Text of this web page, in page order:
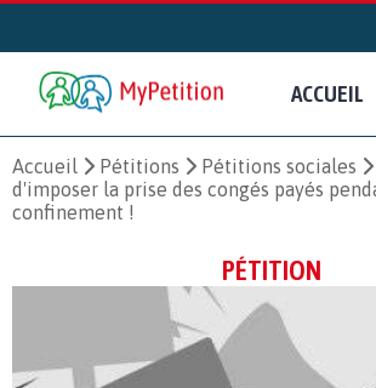
ACCUEIL
Accueil Pétitions Pétitions sociales
d'imposer la prise des congés payés
confinement !
PÉTITION